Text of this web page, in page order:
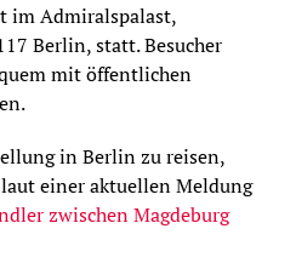
im Admiralspalast,
Berlin, statt. Besucher
mit öffentlichen
in Berlin zu reisen,
einer aktuellen Meldung
zwischen Magdeburg